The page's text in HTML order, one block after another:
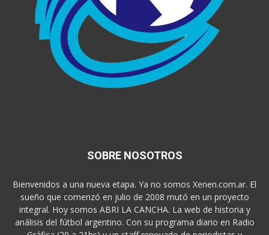
SOBRE NOSOTROS
Bienvenidos a una nueva etapa. Ya no somos Xenen.com.ar. El
sueño que comenzó en julio de 2008 mutó en un proyecto
integral. Hoy somos ABRI LA CANCHA. La web de historia y
análisis del fútbol argentino. Con su programa diario en Radio